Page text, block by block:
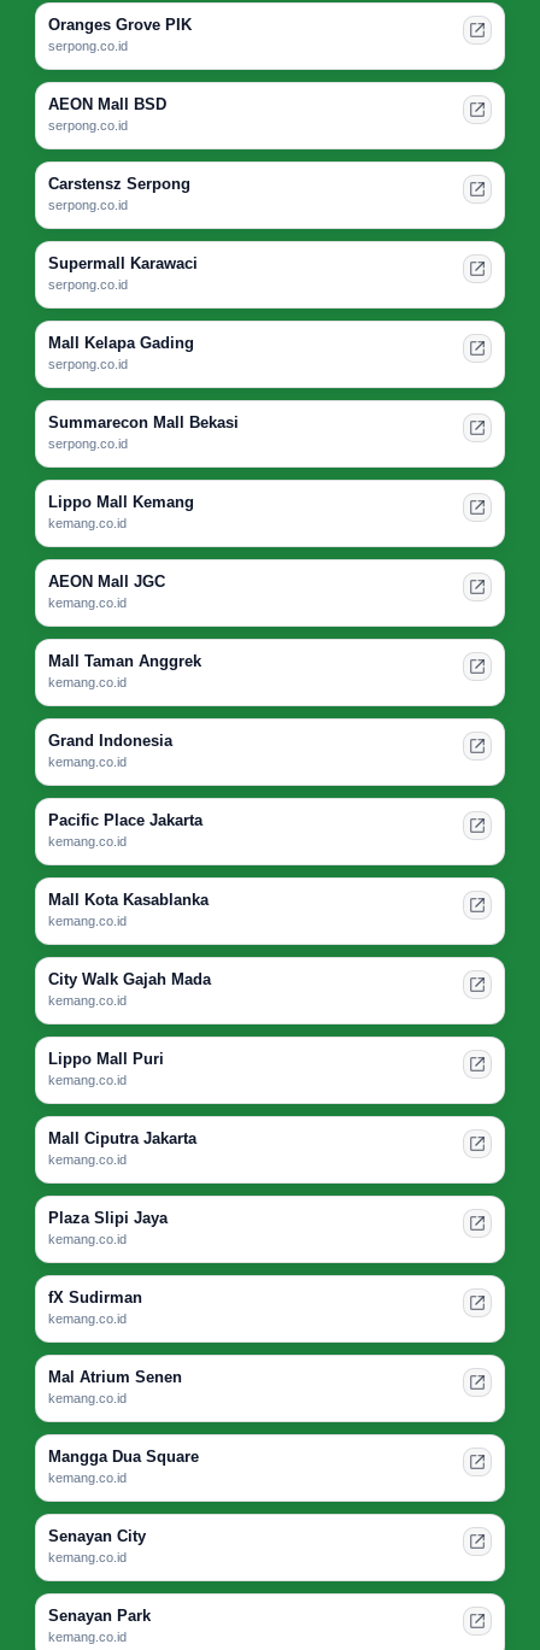
Oranges Grove PIK
serpong.co.id
AEON Mall BSD
serpong.co.id
Carstensz Serpong
serpong.co.id
Supermall Karawaci
serpong.co.id
Mall Kelapa Gading
serpong.co.id
Summarecon Mall Bekasi
serpong.co.id
Lippo Mall Kemang
kemang.co.id
AEON Mall JGC
kemang.co.id
Mall Taman Anggrek
kemang.co.id
Grand Indonesia
kemang.co.id
Pacific Place Jakarta
kemang.co.id
Mall Kota Kasablanka
kemang.co.id
City Walk Gajah Mada
kemang.co.id
Lippo Mall Puri
kemang.co.id
Mall Ciputra Jakarta
kemang.co.id
Plaza Slipi Jaya
kemang.co.id
fX Sudirman
kemang.co.id
Mal Atrium Senen
kemang.co.id
Mangga Dua Square
kemang.co.id
Senayan City
kemang.co.id
Senayan Park
kemang.co.id